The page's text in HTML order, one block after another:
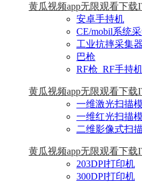
黄瓜视频app无限观看下
安卓手持机
CE/mobil系统
工业抗摔采集器
巴枪
RF枪_RF手持
黄瓜视频app无限观看下
一维激光扫描
一维红光扫描
二维影像式扫
黄瓜视频app无限观看下
203DPI打印机
300DPI打印机